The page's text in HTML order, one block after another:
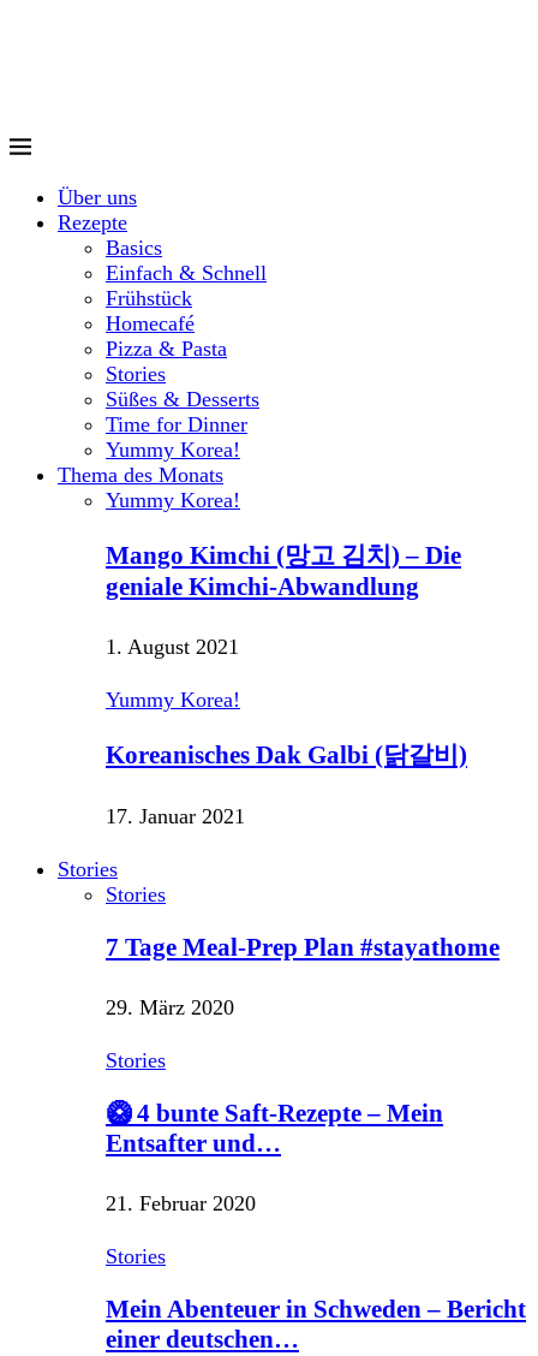
Über uns
Rezepte
Basics
Einfach & Schnell
Frühstück
Homecafé
Pizza & Pasta
Stories
Süßes & Desserts
Time for Dinner
Yummy Korea!
Thema des Monats
Yummy Korea!
Mango Kimchi (망고 김치) – Die
geniale Kimchi-Abwandlung
1. August 2021
Yummy Korea!
Koreanisches Dak Galbi (닭갈비)
17. Januar 2021
Stories
Stories
7 Tage Meal-Prep Plan #stayathome
29. März 2020
Stories
🥝 4 bunte Saft-Rezepte – Mein
Entsafter und…
21. Februar 2020
Stories
Mein Abenteuer in Schweden – Bericht
einer deutschen…